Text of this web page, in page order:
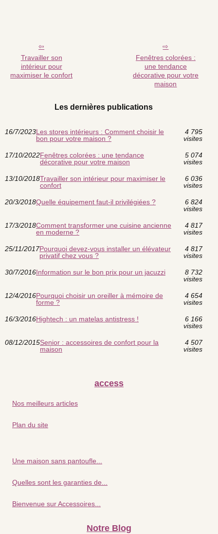
Travailler son
intérieur pour
maximiser le confort
Fenêtres colorées :
une tendance
décorative pour votre
maison
Les dernières publications
16/7/2023Les stores intérieurs : Comment choisir le
bon pour votre maison ?
4 795
visites
17/10/2022Fenêtres colorées : une tendance
décorative pour votre maison
5 074
visites
13/10/2018Travailler son intérieur pour maximiser le
confort
6 036
visites
20/3/2018Quelle équipement faut-il privilégiées ?
6 824
visites
17/3/2018Comment transformer une cuisine ancienne
en moderne ?
4 817
visites
25/11/2017Pourquoi devez-vous installer un élévateur
privatif chez vous ?
4 817
visites
30/7/2016Information sur le bon prix pour un jacuzzi
8 732
visites
12/4/2016Pourquoi choisir un oreiller à mémoire de
forme ?
4 654
visites
16/3/2016Hightech : un matelas antistress !
6 166
visites
08/12/2015Senior : accessoires de confort pour la
maison
4 507
visites
access
Nos meilleurs articles
Plan du site
Une maison sans pantoufle...
Quelles sont les garanties de...
Bienvenue sur Accessoires...
Notre Blog